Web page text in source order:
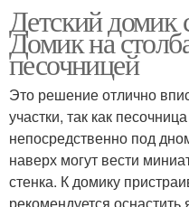
Детский домик
Домик на
песочницей
Это решение отлично
участки, так как
непосредственно под
наверх могут вести
стенка. К домику